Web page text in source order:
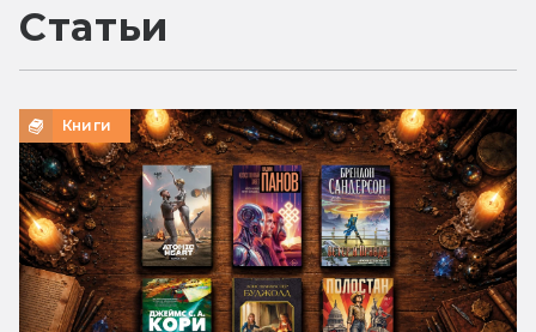
Статьи
Книги